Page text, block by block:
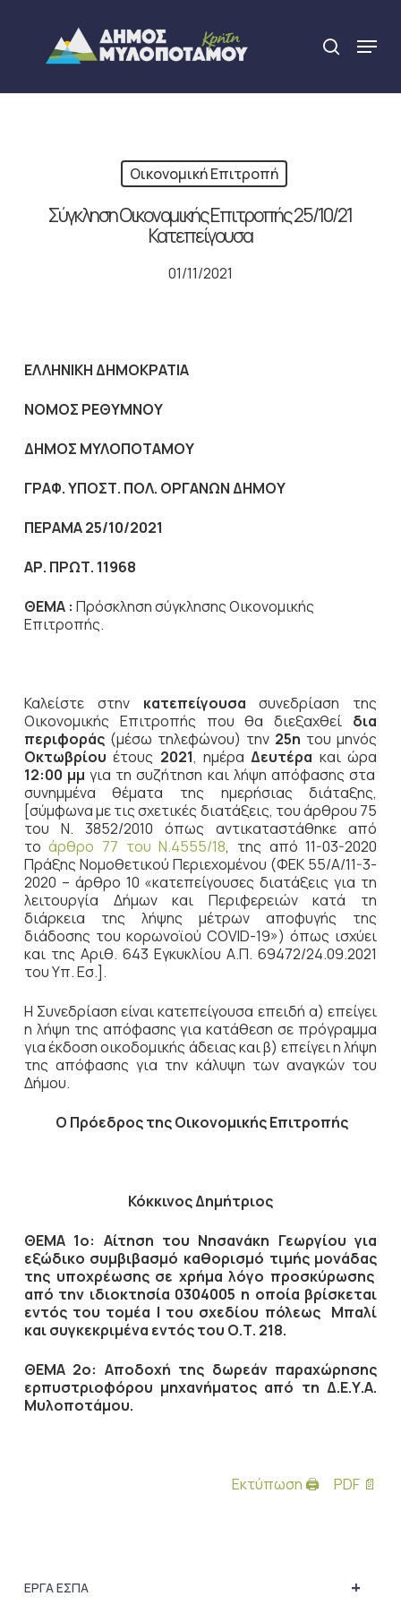
content
search
Menu
Οικονομική Επιτροπή
Σύγκληση Οικονομικής Επιτροπής 25/10/21
Κατεπείγουσα
01/11/2021
ΕΛΛΗΝΙΚΗ ΔΗΜΟΚΡΑΤΙΑ
NOMOΣ ΡΕΘΥΜΝΟΥ
ΔΗΜΟΣ ΜΥΛΟΠΟΤΑΜΟΥ
ΓΡΑΦ. ΥΠΟΣΤ. ΠΟΛ. ΟΡΓΑΝΩΝ ΔΗΜΟΥ
ΠΕΡΑΜΑ 25/10/2021
ΑΡ. ΠΡΩΤ. 11968
ΘΕΜΑ : Πρόσκληση σύγκλησης Οικονομικής
Επιτροπής.
Καλείστε στην κατεπείγουσα συνεδρίαση της
Οικονομικής Επιτροπής που θα διεξαχθεί δια
περιφοράς (μέσω τηλεφώνου) την 25η του μηνός
Οκτωβρίου έτους 2021, ημέραΔευτέρα και ώρα
12:00 μμγια τη συζήτηση και λήψη απόφασης στα
συνημμένα θέματα της ημερήσιας διάταξης,
[σύμφωνα με τις σχετικές διατάξεις, του άρθρου 75
του Ν. 3852/2010 όπως αντικαταστάθηκε από
τοάρθρο 77 του Ν.4555/18, της από 11-03-2020
Πράξης Νομοθετικού Περιεχομένου (ΦΕΚ 55/Α/11-3-
2020 – άρθρο 10 «κατεπείγουσες διατάξεις για τη
λειτουργία Δήμων και Περιφερειών κατά τη
διάρκεια της λήψης μέτρων αποφυγής της
διάδοσης του κορωνοϊού COVID-19») όπως ισχύει
και της Αριθ. 643 Εγκυκλίου Α.Π. 69472/24.09.2021
του Υπ. Εσ.].
Η Συνεδρίαση είναι κατεπείγουσα επειδή α) επείγει
η λήψη της απόφασης για κατάθεση σε πρόγραμμα
για έκδοση οικοδομικής άδειας και β) επείγει η λήψη
της απόφασης για την κάλυψη των αναγκών του
Δήμου.
Ο Πρόεδροςτης Οικονομικής Επιτροπής
Κόκκινος Δημήτριος
ΘΕΜΑ 1ο: Αίτηση του Νησανάκη Γεωργίου για
εξώδικο συμβιβασμό καθορισμό τιμής μονάδας
της υποχρέωσης σε χρήμα λόγο προσκύρωσης
από την ιδιοκτησία 0304005 η οποία βρίσκεται
εντός του τομέα Ι του σχεδίου πόλεως Μπαλί
και συγκεκριμένα εντός του Ο.Τ. 218.
ΘΕΜΑ 2ο: Αποδοχή της δωρεάν παραχώρησης
ερπυστριοφόρου μηχανήματος από τη Δ.Ε.Υ.Α.
Μυλοποτάμου.
Εκτύπωση 🖨 PDF 📄
+
ΕΡΓΑ ΕΣΠΑ
Close